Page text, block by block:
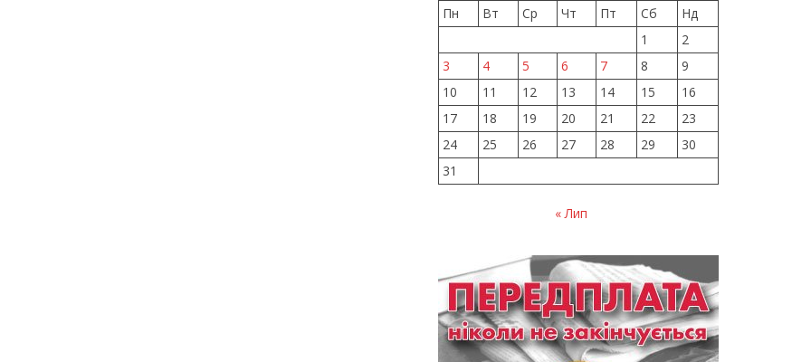
Пн
Вт Ср Чт Пт Сб
Нд
1
2
3
4 5 6 7 8
9
10
11 12 13 14 15
16
17
18 19 20 21 22
23
24
25 26 27 28 29
30
31
« Лип